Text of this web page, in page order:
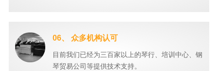
06、 众多机构认可
目前我们已经为三百家以上的琴行、培训中心、钢
琴贸易公司等提供技术支持。